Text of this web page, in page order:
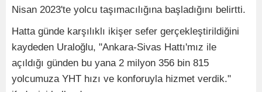
Nisan 2023'te yolcu taşımacılığına başladığını belirtti.
Hatta günde karşılıklı ikişer sefer gerçekleştirildiğini
kaydeden Uraloğlu, "Ankara-Sivas Hattı'mız ile
açıldığı günden bu yana 2 milyon 356 bin 815
yolcumuza YHT hızı ve konforuyla hizmet verdik."